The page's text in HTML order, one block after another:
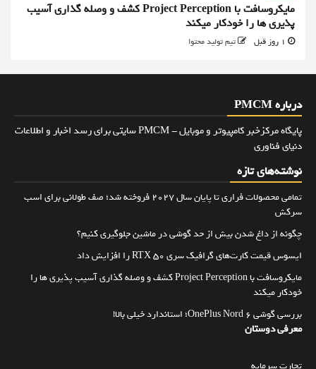
مایکروسافت با Project Perception کشف و وصله گذاری آسیب
پذیری ها را خودکار میکند
تیم تولید محتوا
درباره PMCM
پایگاه مرکزخبر کامپیوتر و موبایل - PMCM سایتی برای رسد اخبار و اطلاعات
دنیای فناوری
نوشته‌های تازه
تمامی محصولات فراری تا پایان سال ۲۰۲۷ فروخته شد؛ صف طولانی برای اسب
سرکش
چگونه از داغ شدن بیش از حد گوشی در ماشین جلوگیری کنیم؟
ایسوس قیمت کارت‌های گرافیک سری RTX 50 را افزایش داد
مایکروسافت با Project Perception کشف و وصله گذاری آسیب پذیری ها را
خودکار میکند
بررسی گوشی OnePlus Nord 6؛ استاندارد خیلی بالا!
معرفی دوستان